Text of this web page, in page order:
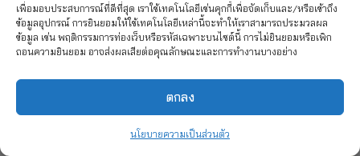
เพื่อมอบประสบการณ์ที่ดีที่สุด เราใช้เทคโนโลยีเช่นคุกกี้เพื่อจัดเก็บและ/หรือเข้าถึง
ข้อมูลอุปกรณ์ การยินยอมให้ใช้เทคโนโลยีเหล่านี้จะทำให้เราสามารถประมวลผล
ข้อมูล เช่น พฤติกรรมการท่องเว็บหรือรหัสเฉพาะบนไซต์นี้ การไม่ยินยอมหรือเพิก
ถอนความยินยอม อาจส่งผลเสียต่อคุณลักษณะและการทำงานบางอย่าง
ตกลง
นโยบายความเป็นส่วนตัว